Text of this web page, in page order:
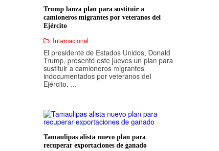
Trump lanza plan para sustituir a
camioneros migrantes por veteranos del
Ejército
Internacional
El presidente de Estados Unidos, Donald
Trump, presentó este jueves un plan para
sustituir a camioneros migrantes
indocumentados por veteranos del
Ejército. ...
Tamaulipas alista nuevo plan para
recuperar exportaciones de ganado